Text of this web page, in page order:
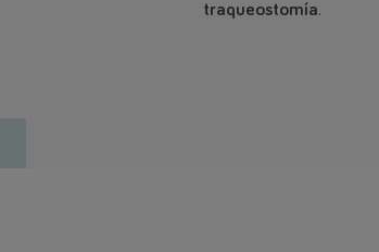
traqueostomía.